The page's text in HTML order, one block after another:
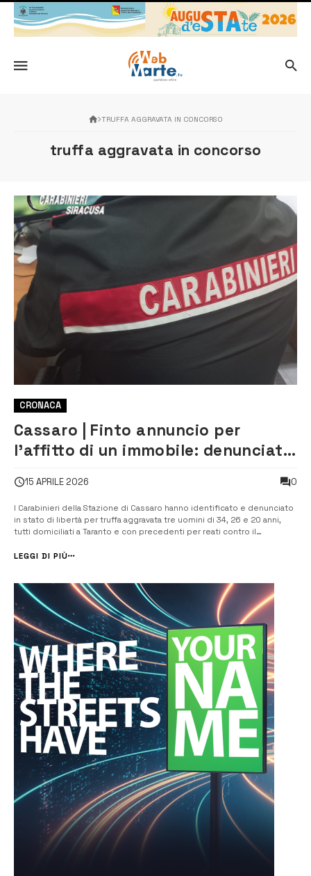
TRUFFA AGGRAVATA IN CONCORSO
truffa aggravata in concorso
CRONACA
Cassaro | Finto annuncio per
l’affitto di un immobile: denunciati
15 APRILE 2026 0
I Carabinieri della Stazione di Cassaro hanno identificato e denunciato
in stato di libertà per truffa aggravata tre uomini di 34, 26 e 20 anni,
tutti domiciliati a Taranto e con precedenti per reati contro il
commessa lo scorso mese in Cassaro, in danno […]
LEGGI DI PIÙ